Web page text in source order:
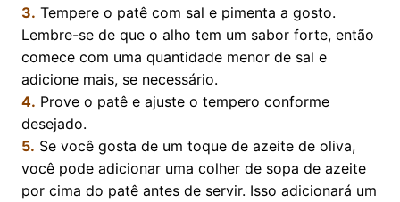
3. Tempere o patê com sal e pimenta a gosto.
Lembre-se de que o alho tem um sabor forte, então
comece com uma quantidade menor de sal e
adicione mais, se necessário.
4. Prove o patê e ajuste o tempero conforme
desejado.
5. Se você gosta de um toque de azeite de oliva,
você pode adicionar uma colher de sopa de azeite
por cima do patê antes de servir. Isso adicionará um